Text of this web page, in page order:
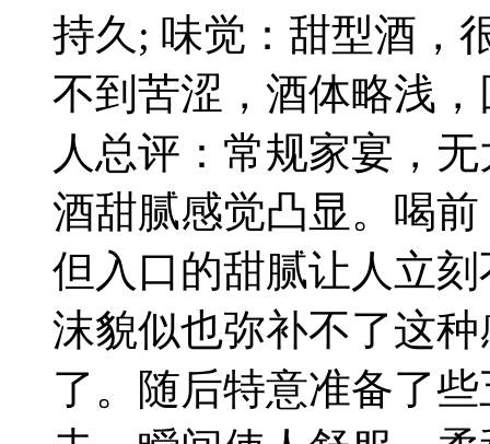
持久; 味觉：甜型酒，
不到苦涩，酒体略浅
人总评：常规家宴，
酒甜腻感觉凸显。喝
但入口的甜腻让人立
沫貌似也弥补不了这
了。随后特意准备了